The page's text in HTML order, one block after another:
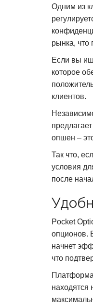
Одним из
рынка, что
Если вы
которое
клиентов.
опшен –
Так что,
условия
после
Pocket
опционов.
начнет
что
Платформа
находятся